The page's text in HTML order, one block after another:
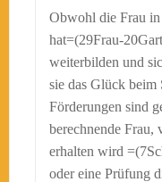
Obwohl die Frau
hat=(29Frau-
weiterbilden und
sie das Glück
Förderungen sind
berechnende Frau,
erhalten wird
oder eine Prüfung